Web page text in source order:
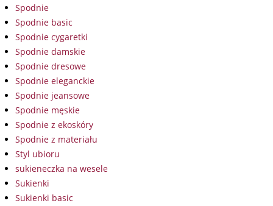
Spodnie
Spodnie basic
Spodnie cygaretki
Spodnie damskie
Spodnie dresowe
Spodnie eleganckie
Spodnie jeansowe
Spodnie męskie
Spodnie z ekoskóry
Spodnie z materiału
Styl ubioru
sukieneczka na wesele
Sukienki
Sukienki basic